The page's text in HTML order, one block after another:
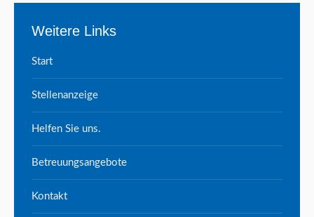
Weitere Links
Start
Stellenanzeige
Helfen Sie uns.
Betreuungsangebote
Kontakt